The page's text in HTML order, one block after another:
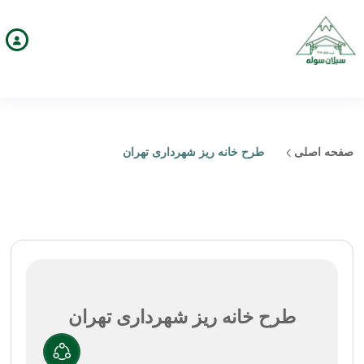
صفحه اصلی طرح خانه ریز شهرداری تهران
طرح خانه ریز شهرداری تهران